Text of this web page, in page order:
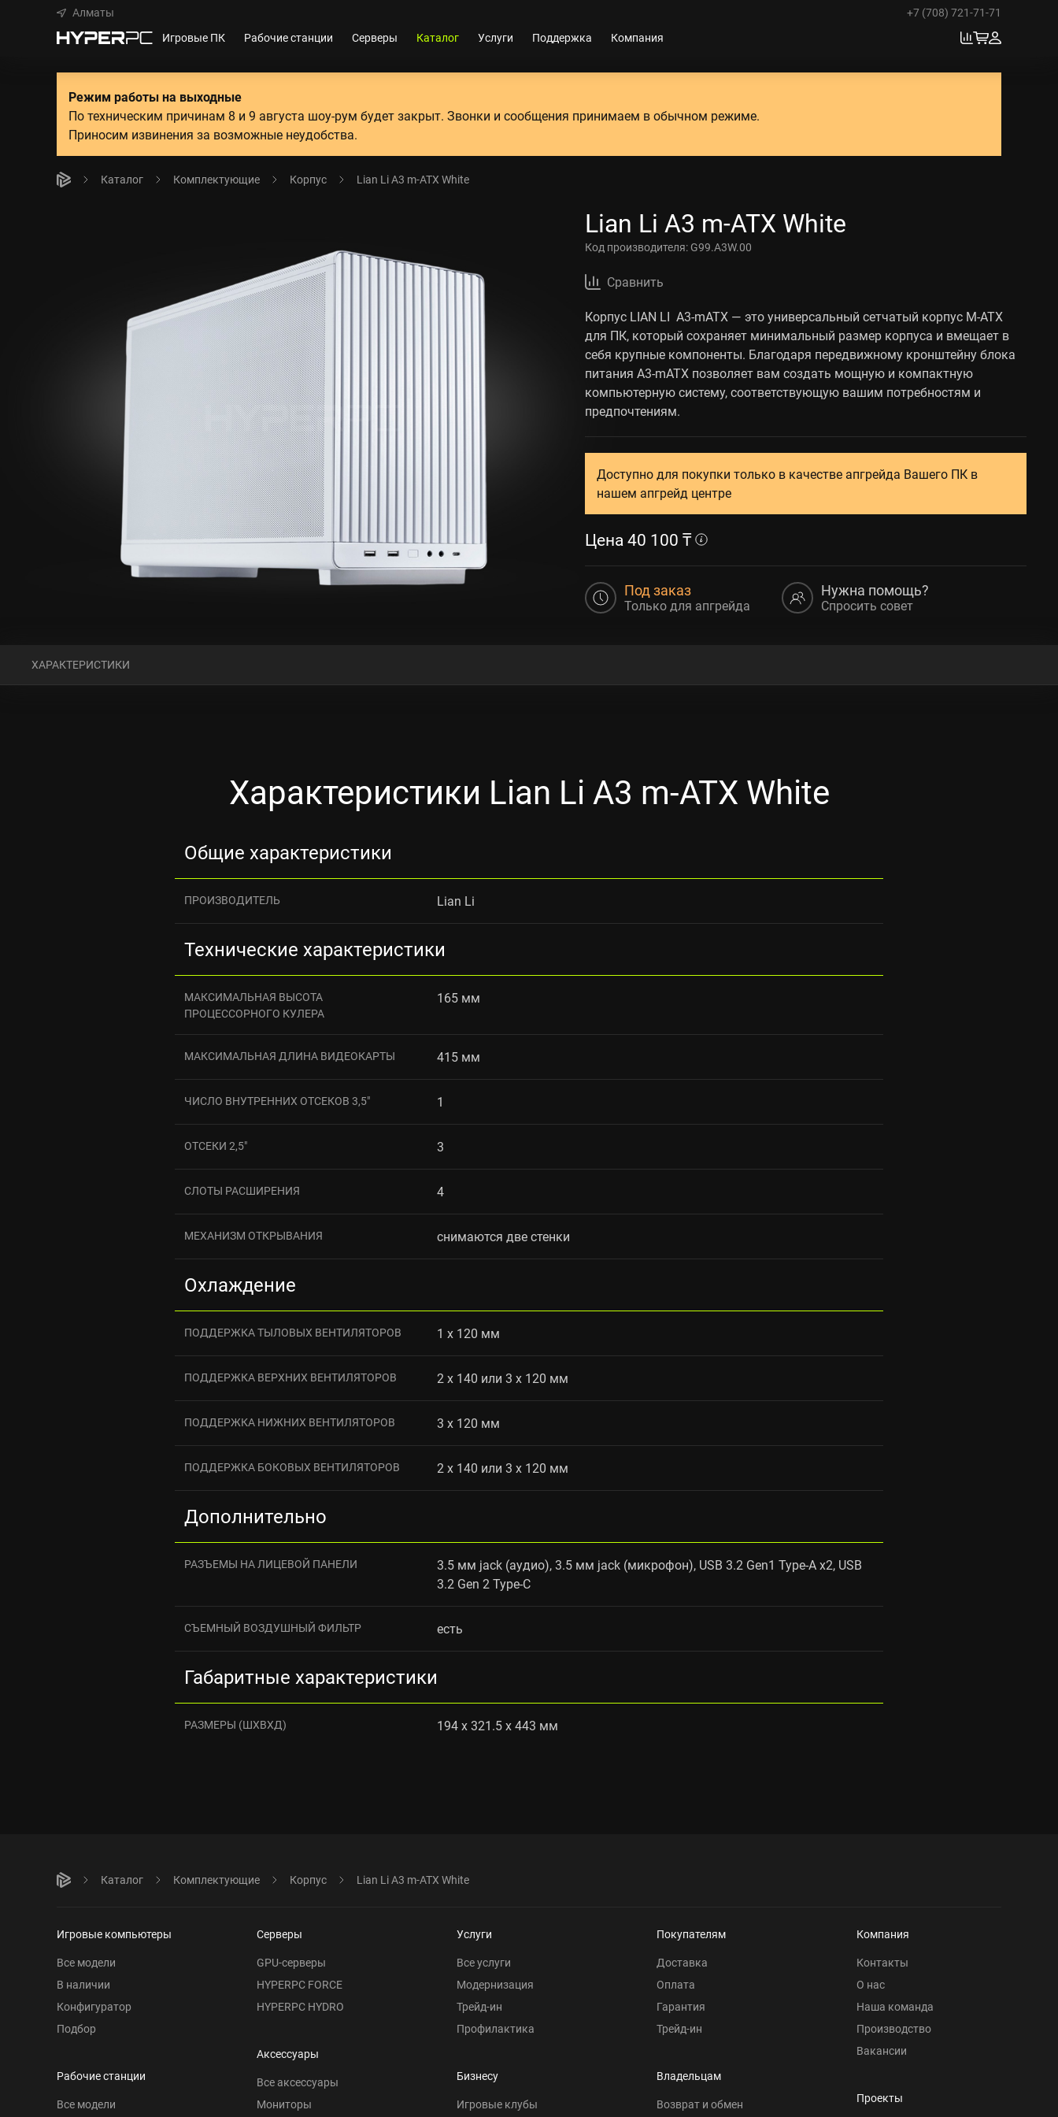
Алматы
+7 (708) 721-71-71
Игровые ПК
Рабочие станции Серверы Каталог Услуги Поддержка Компания
Режим работы на выходные
По техническим причинам 8 и 9 августа шоу-рум будет закрыт. Звонки и сообщения принимаем в обычном режиме.
Приносим извинения за возможные неудобства.
Каталог Комплектующие Корпус Lian Li A3 m-ATX White
Lian Li A3 m-ATX White
Код производителя: G99.A3W.00
Сравнить
Корпус LIAN LI A3-mATX — это универсальный сетчатый корпус M-ATX
для ПК, который сохраняет минимальный размер корпуса и вмещает в
себя крупные компоненты. Благодаря передвижному кронштейну блока
питания A3-mATX позволяет вам создать мощную и компактную
компьютерную систему, соответствующую вашим потребностям и
предпочтениям.
Доступно для покупки только в качестве апгрейда Вашего ПК в
нашем апгрейд центре
Цена40 100 ₸
Под заказ
Только для апгрейда
Нужна помощь?
Спросить совет
ХАРАКТЕРИСТИКИ
Характеристики Lian Li A3 m-ATX White
Общие характеристики
ПРОИЗВОДИТЕЛЬ Lian Li
Технические характеристики
МАКСИМАЛЬНАЯ ВЫСОТА
ПРОЦЕССОРНОГО КУЛЕРА
165 мм
МАКСИМАЛЬНАЯ ДЛИНА ВИДЕОКАРТЫ 415 мм
ЧИСЛО ВНУТРЕННИХ ОТСЕКОВ 3,5" 1
ОТСЕКИ 2,5" 3
СЛОТЫ РАСШИРЕНИЯ 4
МЕХАНИЗМ ОТКРЫВАНИЯ снимаются две стенки
Охлаждение
ПОДДЕРЖКА ТЫЛОВЫХ ВЕНТИЛЯТОРОВ 1 x 120 мм
ПОДДЕРЖКА ВЕРХНИХ ВЕНТИЛЯТОРОВ 2 x 140 или 3 x 120 мм
ПОДДЕРЖКА НИЖНИХ ВЕНТИЛЯТОРОВ 3 x 120 мм
ПОДДЕРЖКА БОКОВЫХ ВЕНТИЛЯТОРОВ 2 x 140 или 3 x 120 мм
Дополнительно
РАЗЪЕМЫ НА ЛИЦЕВОЙ ПАНЕЛИ
3.5 мм jack (аудио), 3.5 мм jack (микрофон), USB 3.2 Gen1 Type-A x2, USB
3.2 Gen 2 Type-C
СЪЕМНЫЙ ВОЗДУШНЫЙ ФИЛЬТР есть
Габаритные характеристики
РАЗМЕРЫ (ШXВXД) 194 x 321.5 x 443 мм
Каталог Комплектующие Корпус Lian Li A3 m-ATX White
Игровые компьютеры
Все модели
В наличии
Конфигуратор
Подбор
Рабочие станции
Все модели
Серверы
GPU-серверы
HYPERPC FORCE
HYPERPC HYDRO
Аксессуары
Все аксессуары
Мониторы
Услуги
Все услуги
Модернизация
Трейд-ин
Профилактика
Бизнесу
Игровые клубы
Покупателям
Доставка
Оплата
Гарантия
Трейд-ин
Владельцам
Возврат и обмен
Компания
Контакты
О нас
Наша команда
Производство
Вакансии
Проекты